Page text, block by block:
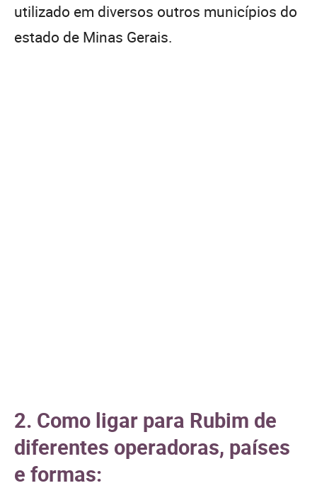
utilizado em diversos outros municípios do
estado de Minas Gerais.
2. Como ligar para Rubim de
diferentes operadoras, países
e formas: